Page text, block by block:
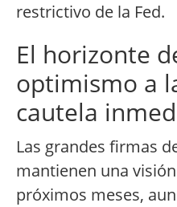
restrictivo de la Fed.
El horizonte
optimismo a
cautela
Las grandes firmas
mantienen una
próximos meses,